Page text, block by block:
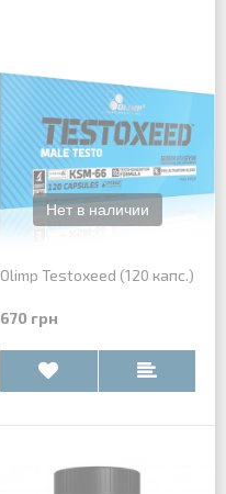
Olimp Testoxeed (120 капс.)
670 грн